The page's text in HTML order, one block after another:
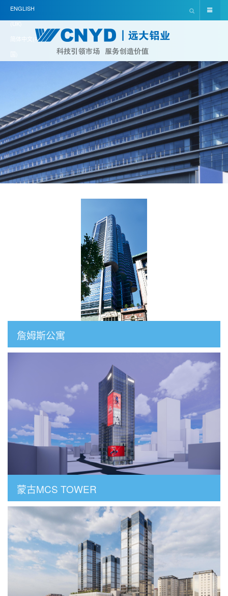
ENGLISH
(UK)
简体中文(中
国)
詹姆斯公寓
蒙古MCS TOWER